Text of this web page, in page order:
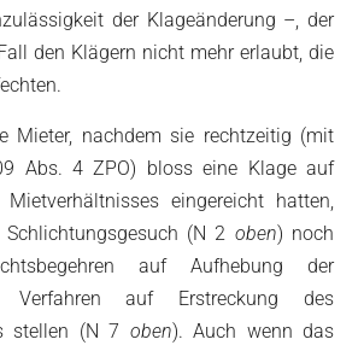
der Klageänderung –, der
den Klägern nicht mehr erlaubt, die
Mieter, nachdem sie rechtzeitig (mit
Abs. 4 ZPO) bloss eine Klage auf
eingereicht hatten,
(N 2 oben) noch
auf Aufhebung der
Verfahren auf Erstreckung des
stellen (N 7 oben). Auch wenn das